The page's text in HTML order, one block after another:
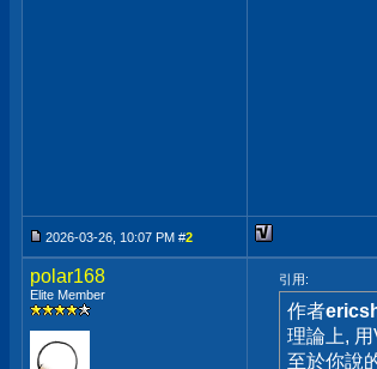
2026-03-26, 10:07 PM #2
polar168
Elite Member
引用:
作者
理論上,
至於你說